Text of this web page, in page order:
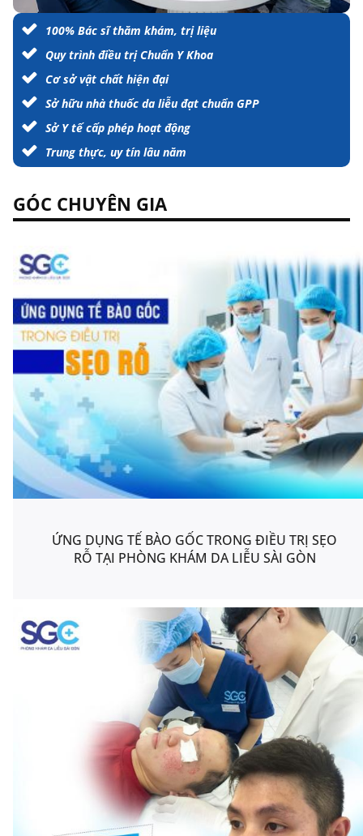
100% Bác sĩ thăm khám, trị liệu
Quy trình điều trị Chuẩn Y Khoa
Cơ sở vật chất hiện đại
Sở hữu nhà thuốc da liễu đạt chuẩn GPP
Sở Y tế cấp phép hoạt động
Trung thực, uy tín lâu năm
GÓC CHUYÊN GIA
ỨNG DỤNG TẾ BÀO GỐC TRONG ĐIỀU TRỊ SẸO
RỖ TẠI PHÒNG KHÁM DA LIỄU SÀI GÒN